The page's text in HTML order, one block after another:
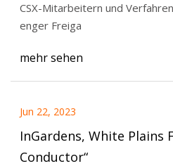
CSX-Mitarbeitern und
enger Freiga
mehr sehen
Jun 22, 2023
InGardens, White Plains
Conductor“